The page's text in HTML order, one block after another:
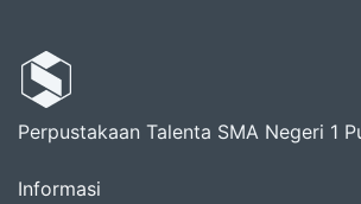
Perpustakaan Talenta SMA Negeri 1
Informasi